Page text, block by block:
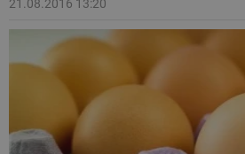
21.08.2016 13:20